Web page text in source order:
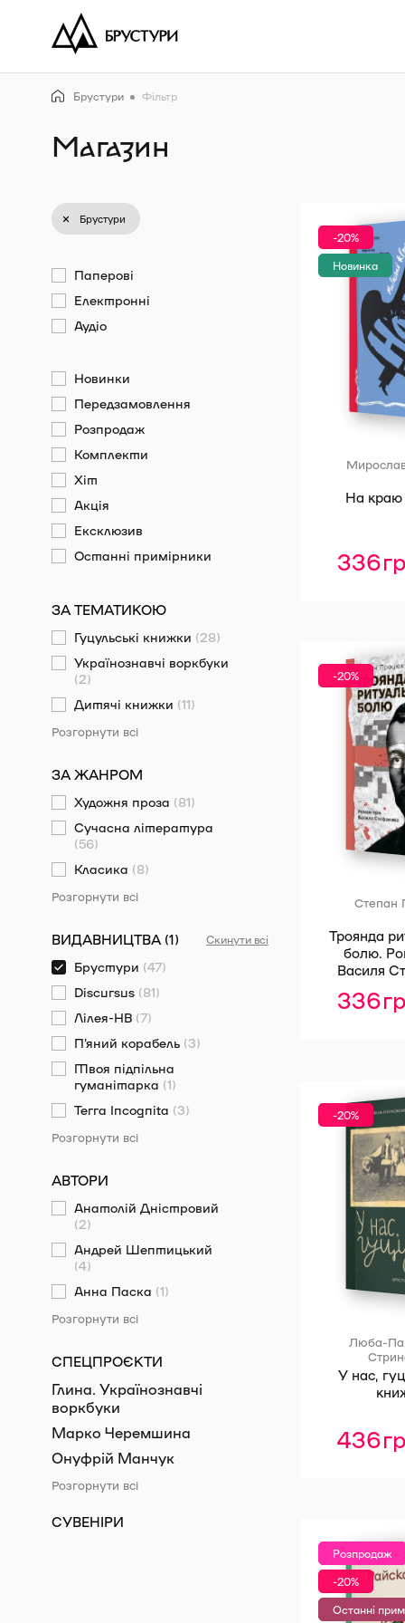
Брустури Фільтр
Магазин
Брустури
Паперові
Електронні
Аудіо
Новинки
Передзамовлення
Розпродаж
Комплекти
Хіт
Акція
Ексклюзив
Останні примірники
ЗА ТЕМАТИКОЮ
Гуцульські книжки (28)
Українознавчі воркбуки
(2)
Дитячі книжки (11)
Розгорнути всі
ЗА ЖАНРОМ
Художня проза (81)
Сучасна література
(56)
Класика (8)
Розгорнути всі
ВИДАВНИЦТВА (1) Скинути всі
Брустури (47)
Discursus (81)
Лілея-НВ (7)
П'яний корабель (3)
Твоя підпільна
гуманітарка (1)
Terra Incognita (3)
Розгорнути всі
АВТОРИ
Анатолій Дністровий
(2)
Андрей Шептицький
(4)
Анна Паска (1)
Розгорнути всі
СПЕЦПРОЄКТИ
Глина. Українознавчі
воркбуки
Марко Черемшина
Онуфрій Манчук
Розгорнути всі
СУВЕНІРИ
На
-20%
Новинка
336
Троянда
болю.
Василя
-20%
336
Степан
У нас,
-20%
436
Люба-
Розпродаж
-20%
Останні